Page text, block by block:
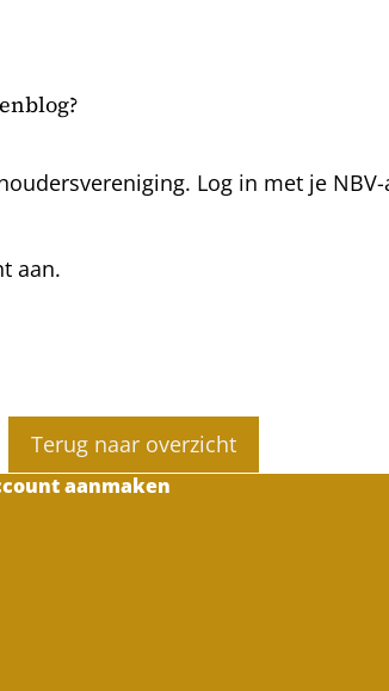
Log in met je
aan.
Terug naar overzicht
aanmaken